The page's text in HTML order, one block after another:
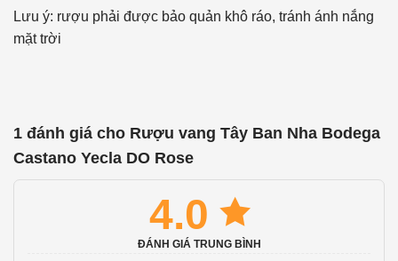
Lưu ý: rượu phải được bảo quản khô ráo, tránh ánh nắng
mặt trời
1 đánh giá cho Rượu vang Tây Ban Nha Bodega
Castano Yecla DO Rose
4.0
ĐÁNH GIÁ TRUNG BÌNH